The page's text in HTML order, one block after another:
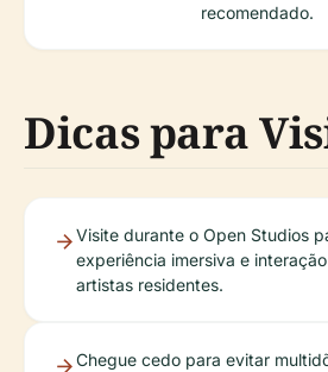
recomendado.
Dicas para
Visite durante o Open Studios
experiência imersiva e
artistas residentes.
Chegue cedo para evitar